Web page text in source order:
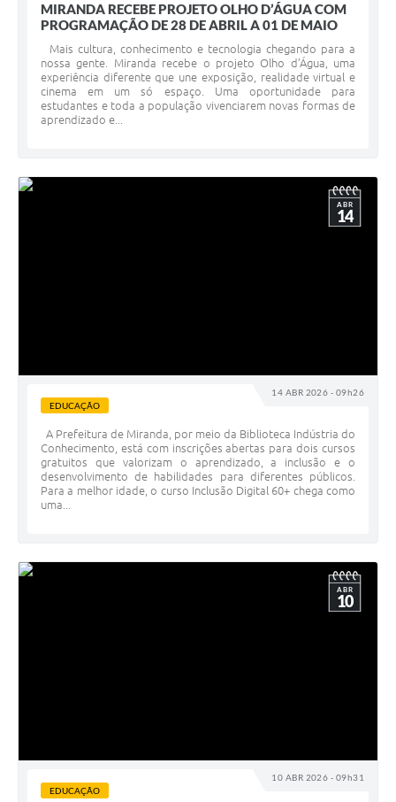
MIRANDA RECEBE PROJETO OLHO D’ÁGUA COM
PROGRAMAÇÃO DE 28 DE ABRIL A 01 DE MAIO
Mais cultura, conhecimento e tecnologia chegando para a
nossa gente. Miranda recebe o projeto Olho d’Água, uma
experiência diferente que une exposição, realidade virtual e
cinema em um só espaço. Uma oportunidade para
estudantes e toda a população vivenciarem novas formas de
aprendizado e...
14 ABR 2026 - 09h26
ABR
14
EDUCAÇÃO
A Prefeitura de Miranda, por meio da Biblioteca Indústria do
Conhecimento, está com inscrições abertas para dois cursos
gratuitos que valorizam o aprendizado, a inclusão e o
desenvolvimento de habilidades para diferentes públicos.
Para a melhor idade, o curso Inclusão Digital 60+ chega como
uma...
10 ABR 2026 - 09h31
ABR
10
EDUCAÇÃO